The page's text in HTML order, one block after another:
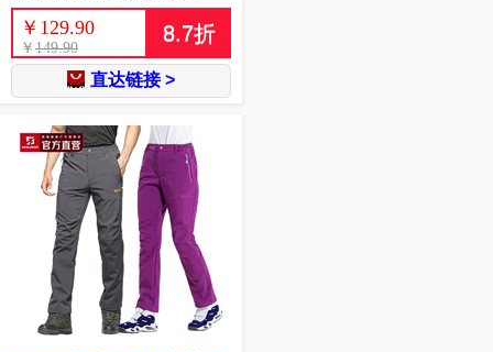
￥ 129.90
￥ 149.90
8.7折
直达链接 >